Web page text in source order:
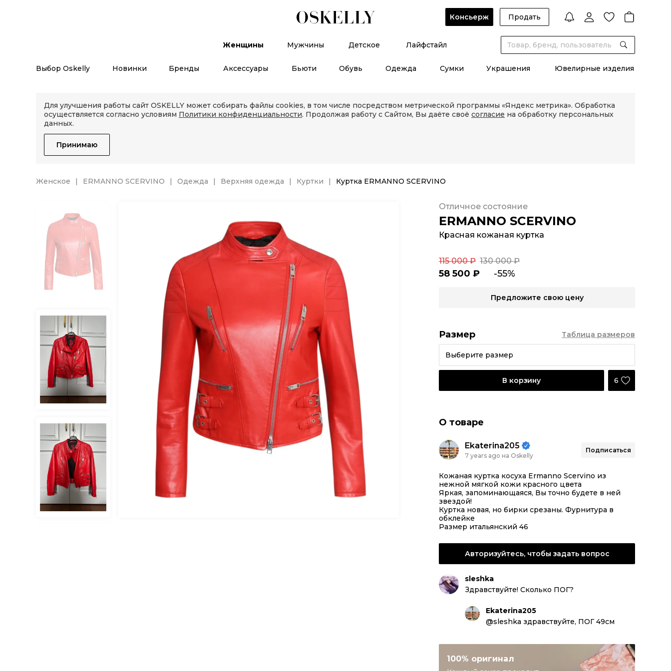
Консьерж Продать
Женщины Мужчины Детское Лайфстайл
Выбор Oskelly Новинки Бренды Аксессуары Бьюти Обувь Одежда Сумки Украшения Ювелирные изделия
Для улучшения работы сайт OSKELLY может собирать файлы cookies, в том числе посредством метрической программы «Яндекс метрика». Обработка
осуществляется согласно условиям Политики конфиденциальности. Продолжая работу с Сайтом, Вы даёте своё согласие на обработку персональных
данных.
Принимаю
Женское ERMANNO SCERVINO Одежда Верхняя одежда Куртки Куртка ERMANNO SCERVINO
ERMANNO SCERVINO
Красная кожаная куртка
Отличное состояние
58 500 ₽ -55%
115 000 ₽ 130 000 ₽
Предложите свою цену
Размер
Выберите размер
Таблица размеров
В корзину 6
О товаре
Ekaterina205
7 years ago на Oskelly
Подписаться
Кожаная куртка косуха Ermanno Scervino из
нежной мягкой кожи красного цвета
Яркая, запоминающаяся, Вы точно будете в ней
звездой!
Куртка новая, но бирки срезаны. Фурнитура в
обклейке
Размер итальянский 46
Авторизуйтесь, чтобы задать вопрос
sleshka
Здравствуйте! Сколько ПОГ?
Ekaterina205
@sleshka здравствуйте, ПОГ 49см
100% оригинал